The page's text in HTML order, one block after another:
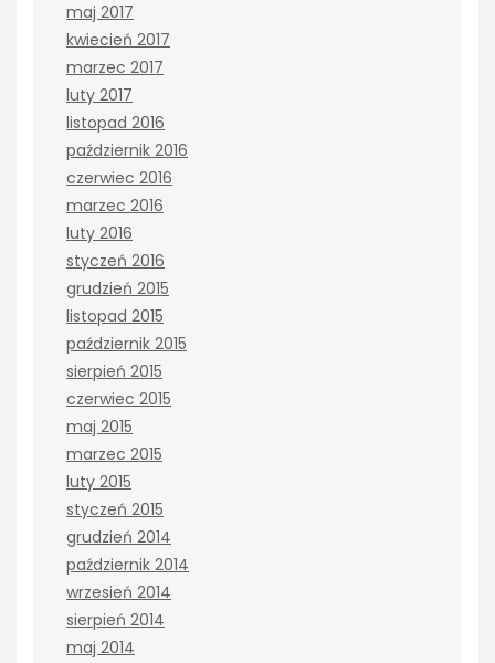
maj 2017
kwiecień 2017
marzec 2017
luty 2017
listopad 2016
październik 2016
czerwiec 2016
marzec 2016
luty 2016
styczeń 2016
grudzień 2015
listopad 2015
październik 2015
sierpień 2015
czerwiec 2015
maj 2015
marzec 2015
luty 2015
styczeń 2015
grudzień 2014
październik 2014
wrzesień 2014
sierpień 2014
maj 2014